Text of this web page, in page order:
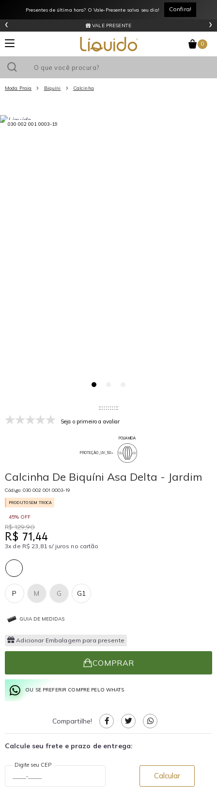
Presentes de última hora? O Vale-Presente salva seu dia! Confira!
VALE PRESENTE
‹ ›
0
Moda Praia Biquíni Calcinha
030 002 001 0003-19
Seja o primeiro a avaliar
PROTEÇÃO_UV_50+
POLIAMIDA
Calcinha De Biquíni Asa Delta - Jardim
Código: 030 002 001 0003-19
PRODUTO SEM TROCA
45% OFF
R$ 129,90
R$ 71,44
3x de R$ 23,81 s/ juros no cartão
P M G1
G
GUIA DE MEDIDAS
Adicionar Embalagem para presente
COMPRAR
OU SE PREFERIR COMPRE PELO WHATS
Compartilhe!
Calcule seu frete e prazo de entrega:
Digite seu CEP
Calcular